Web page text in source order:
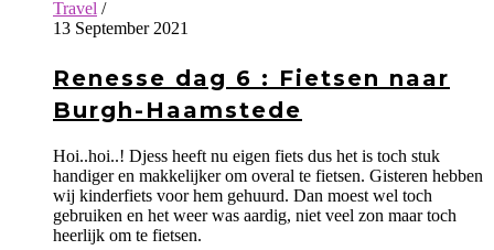
Travel /
13 September 2021
Renesse dag 6 : Fietsen naar
Burgh-Haamstede
Hoi..hoi..! Djess heeft nu eigen fiets dus het is toch stuk
handiger en makkelijker om overal te fietsen. Gisteren hebben
wij kinderfiets voor hem gehuurd. Dan moest wel toch
gebruiken en het weer was aardig, niet veel zon maar toch
heerlijk om te fietsen.